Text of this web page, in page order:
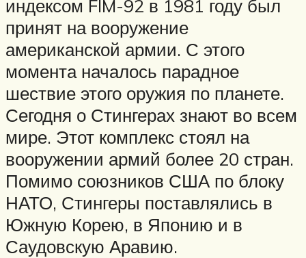
индексом FIM-92 в 1981 году был
принят на вооружение
американской армии. С этого
момента началось парадное
шествие этого оружия по планете.
Сегодня о Стингерах знают во всем
мире. Этот комплекс стоял на
вооружении армий более 20 стран.
Помимо союзников США по блоку
НАТО, Стингеры поставлялись в
Южную Корею, в Японию и в
Саудовскую Аравию.